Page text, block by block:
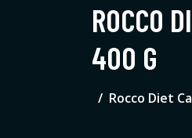
ROCCO
400 G
Rocco Diet